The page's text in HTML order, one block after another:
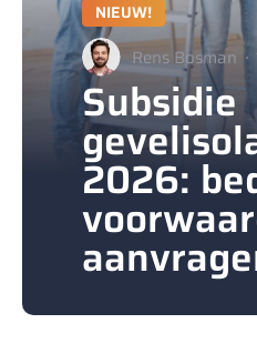
NIEUW!
Rens Bosman
Subsidie
2026: